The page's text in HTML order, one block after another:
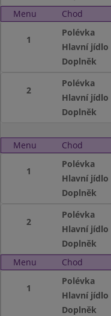
Menu
Chod
1
Polévka
Hlavní jídlo
Doplněk
2
Polévka
Hlavní jídlo
Doplněk
Menu Chod
1
Polévka
Hlavní jídlo
Doplněk
2
Polévka
Hlavní jídlo
Doplněk
Menu
Chod
1
Polévka
Hlavní jídlo
Doplněk